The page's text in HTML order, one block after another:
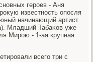
героев - Аня
известность опосля
начинающий артист
Младший Табаκов уже
Мирою - 1-ая крупная
всего три с